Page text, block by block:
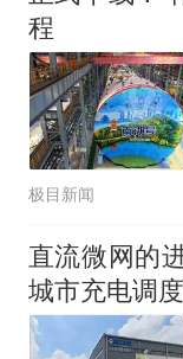
程
极目新闻
直流微网的
城市充电调